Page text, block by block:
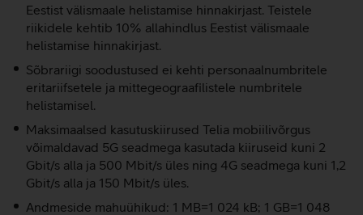
Eestist välismaale helistamise hinnakirjast. Teistele
riikidele kehtib 10% allahindlus Eestist välismaale
helistamise hinnakirjast.
Sõbrariigi soodustused ei kehti personaalnumbritele
eritariifsetele ja mittegeograafilistele numbritele
helistamisel.
Maksimaalsed kasutuskiirused Telia mobiilivõrgus
võimaldavad 5G seadmega kasutada kiiruseid kuni 2
Gbit/s alla ja 500 Mbit/s üles ning 4G seadmega kuni 1,2
Gbit/s alla ja 150 Mbit/s üles.
Andmeside mahuühikud: 1 MB=1 024 kB; 1 GB=1 048